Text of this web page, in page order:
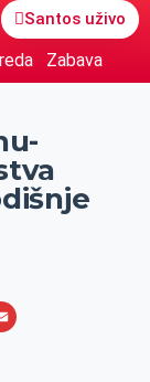
Santos uživo
Zabava
E